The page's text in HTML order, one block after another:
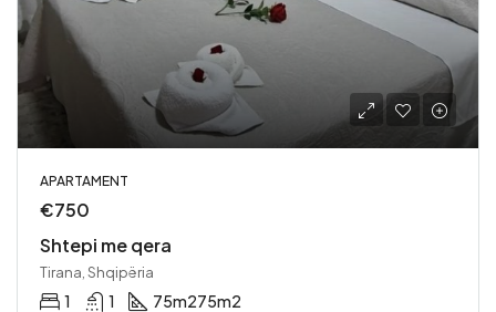
APARTAMENT
€750
Shtepi me qera
Tirana, Shqipëria
1 1 75m275m2